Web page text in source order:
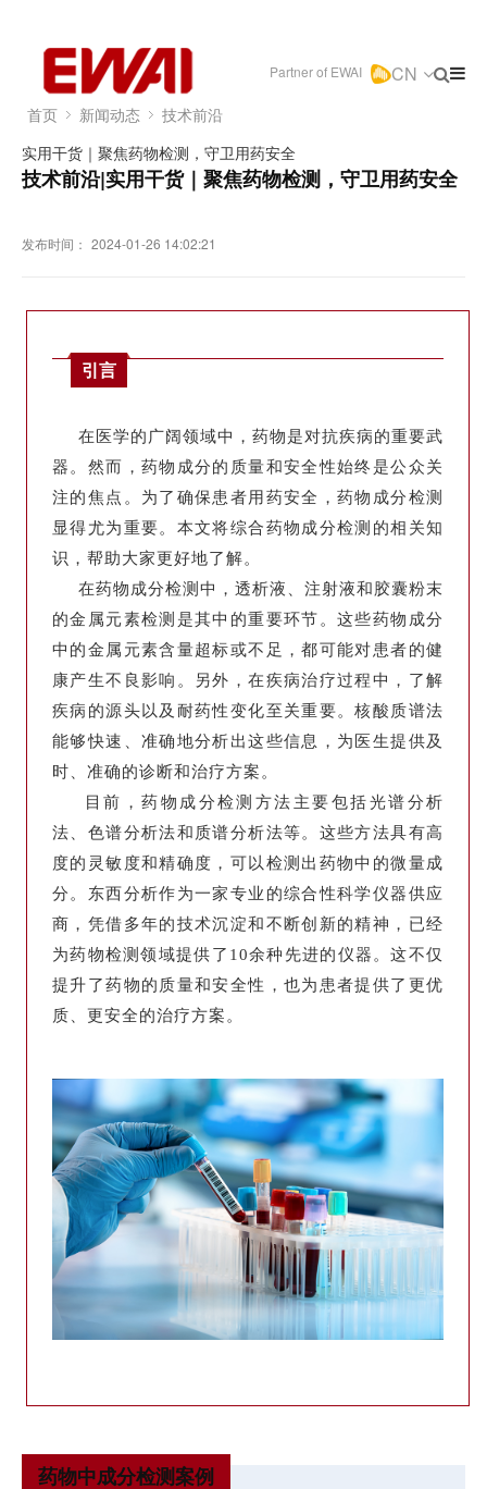
Partner of EWAI CN
首页 新闻动态
技术前沿
实用干货｜聚焦药物检测，守卫用药安全
技术前沿|实用干货｜聚焦药物检测，守卫用药安全
发布时间： 2024-01-26 14:02:21
引言
在医学的广阔领域中，药物是对抗疾病的重要武
器。然而，药物成分的质量和安全性始终是公众关
注的焦点。为了确保患者用药安全，药物成分检测
显得尤为重要。本文将综合药物成分检测的相关知
识，帮助大家更好地了解。
在药物成分检测中，透析液、注射液和胶囊粉末
的金属元素检测是其中的重要环节。这些药物成分
中的金属元素含量超标或不足，都可能对患者的健
康产生不良影响。另外，在疾病治疗过程中，了解
疾病的源头以及耐药性变化至关重要。核酸质谱法
能够快速、准确地分析出这些信息，为医生提供及
时、准确的诊断和治疗方案。
目前，药物成分检测方法主要包括光谱分析
法、色谱分析法和质谱分析法等。这些方法具有高
度的灵敏度和精确度，可以检测出药物中的微量成
分。东西分析作为一家专业的综合性科学仪器供应
商，凭借多年的技术沉淀和不断创新的精神，已经
为药物检测领域提供了10余种先进的仪器。这不仅
提升了药物的质量和安全性，也为患者提供了更优
质、更安全的治疗方案。
药物中成分检测案例